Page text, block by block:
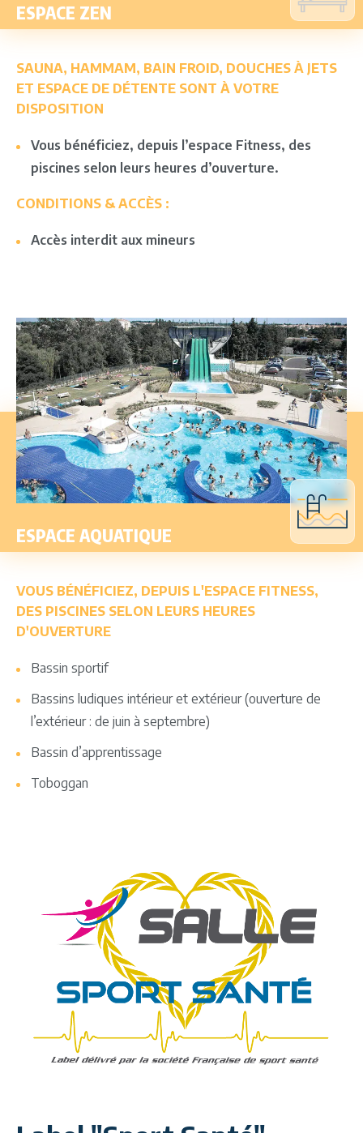
ESPACE ZEN
SAUNA, HAMMAM, BAIN FROID, DOUCHES À JETS
ET ESPACE DE DÉTENTE SONT À VOTRE
DISPOSITION
Vous bénéficiez, depuis l’espace Fitness, des
piscines selon leurs heures d’ouverture.
CONDITIONS & ACCÈS :
Accès interdit aux mineurs
VOUS BÉNÉFICIEZ, DEPUIS L'ESPACE FITNESS,
DES PISCINES SELON LEURS HEURES
D'OUVERTURE
Bassin sportif
Bassins ludiques intérieur et extérieur (ouverture de
l’extérieur : de juin à septembre)
Bassin d’apprentissage
Toboggan
ESPACE AQUATIQUE